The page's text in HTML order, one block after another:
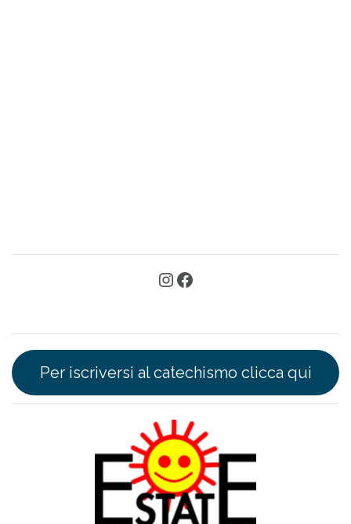
Per iscriversi al catechismo clicca qui